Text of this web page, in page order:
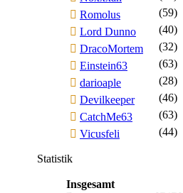
Romolus
(59)
Lord Dunno
(40)
DracoMortem
(32)
Einstein63
(63)
darioaple
(28)
Devilkeeper
(46)
CatchMe63
(63)
Vicusfeli
(44)
Statistik
Insgesamt